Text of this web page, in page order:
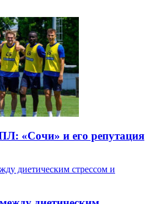
«Сочи» и его репутация